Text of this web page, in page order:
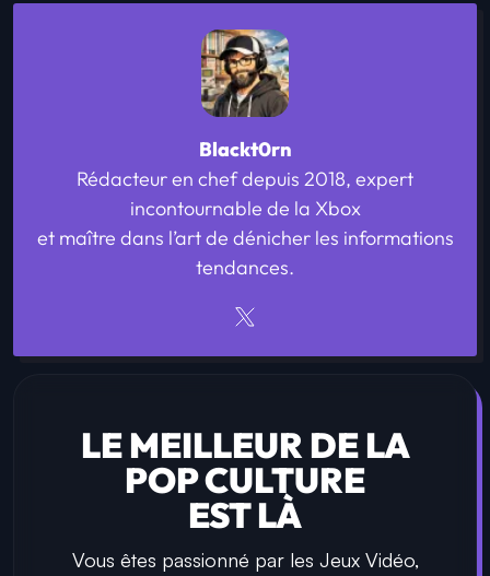
Blackt0rn
Rédacteur en chef depuis 2018, expert
incontournable de la Xbox
et maître dans l’art de dénicher les informations
tendances.
LE MEILLEUR DE LA
POP CULTURE
EST LÀ
Vous êtes passionné par les Jeux Vidéo,